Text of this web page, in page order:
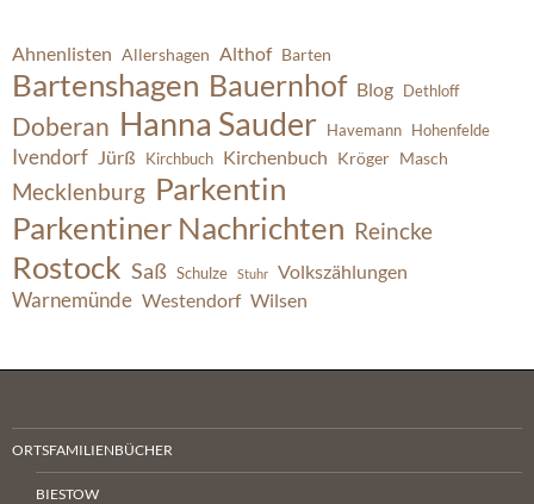
Ahnenlisten Allershagen Althof Barten
Bartenshagen Bauernhof Blog Dethloff
Doberan Hanna Sauder Havemann Hohenfelde
Ivendorf Jürß Kirchbuch Kirchenbuch Kröger Masch
Mecklenburg Parkentin
Parkentiner Nachrichten Reincke
Rostock Saß Schulze Stuhr Volkszählungen
Warnemünde Westendorf Wilsen
ORTSFAMILIENBÜCHER
BIESTOW